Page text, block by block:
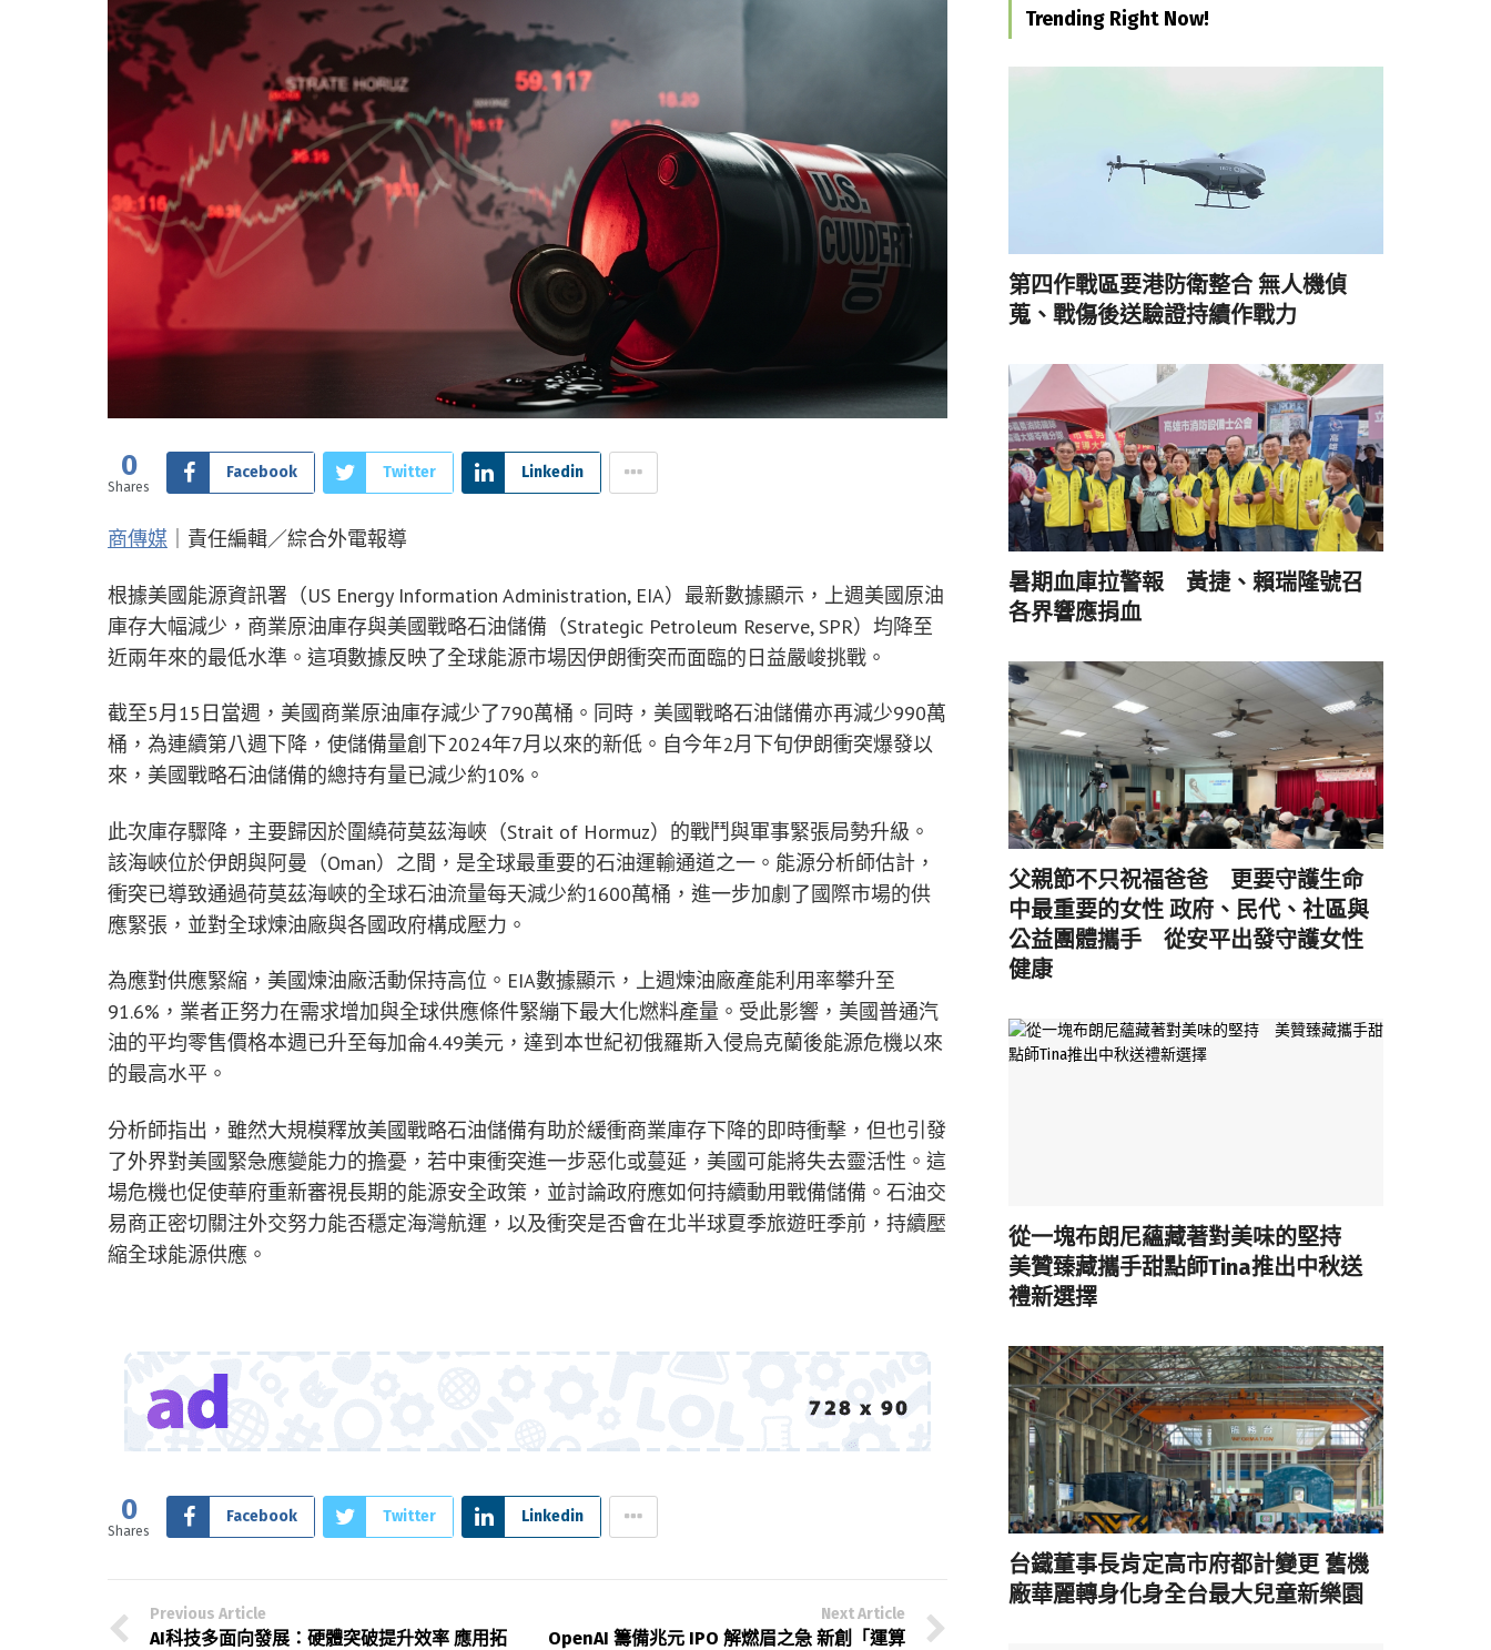
0
Shares
Facebook Twitter Linkedin
商傳媒 ｜責任編輯／綜合外電報導
根據美國能源資訊署（US Energy Information Administration, EIA）最新數據顯示，上週美國原油
庫存大幅減少，商業原油庫存與美國戰略石油儲備（Strategic Petroleum Reserve, SPR）均降至
近兩年來的最低水準。這項數據反映了全球能源市場因伊朗衝突而面臨的日益嚴峻挑戰。
截至5月15日當週，美國商業原油庫存減少了790萬桶。同時，美國戰略石油儲備亦再減少990萬
桶，為連續第八週下降，使儲備量創下2024年7月以來的新低。自今年2月下旬伊朗衝突爆發以
來，美國戰略石油儲備的總持有量已減少約10%。
此次庫存驟降，主要歸因於圍繞荷莫茲海峽（Strait of Hormuz）的戰鬥與軍事緊張局勢升級。
該海峽位於伊朗與阿曼（Oman）之間，是全球最重要的石油運輸通道之一。能源分析師估計，
衝突已導致通過荷莫茲海峽的全球石油流量每天減少約1600萬桶，進一步加劇了國際市場的供
應緊張，並對全球煉油廠與各國政府構成壓力。
為應對供應緊縮，美國煉油廠活動保持高位。EIA數據顯示，上週煉油廠產能利用率攀升至
91.6%，業者正努力在需求增加與全球供應條件緊繃下最大化燃料產量。受此影響，美國普通汽
油的平均零售價格本週已升至每加侖4.49美元，達到本世紀初俄羅斯入侵烏克蘭後能源危機以來
的最高水平。
分析師指出，雖然大規模釋放美國戰略石油儲備有助於緩衝商業庫存下降的即時衝擊，但也引發
了外界對美國緊急應變能力的擔憂，若中東衝突進一步惡化或蔓延，美國可能將失去靈活性。這
場危機也促使華府重新審視長期的能源安全政策，並討論政府應如何持續動用戰備儲備。石油交
易商正密切關注外交努力能否穩定海灣航運，以及衝突是否會在北半球夏季旅遊旺季前，持續壓
縮全球能源供應。
0
Shares
Facebook Twitter Linkedin
Previous Article
AI科技多面向發展：硬體突破提升效率 應用拓
Next Article
OpenAI 籌備兆元 IPO 解燃眉之急 新創「運算
Trending Right Now!
第四作戰區要港防衛整合 無人機偵
蒐、戰傷後送驗證持續作戰力
暑期血庫拉警報 黃捷、賴瑞隆號召
各界響應捐血
父親節不只祝福爸爸 更要守護生命
中最重要的女性 政府、民代、社區與
公益團體攜手 從安平出發守護女性
健康
從一塊布朗尼蘊藏著對美味的堅持
美贊臻藏攜手甜點師Tina推出中秋送
禮新選擇
台鐵董事長肯定高市府都計變更 舊機
廠華麗轉身化身全台最大兒童新樂園